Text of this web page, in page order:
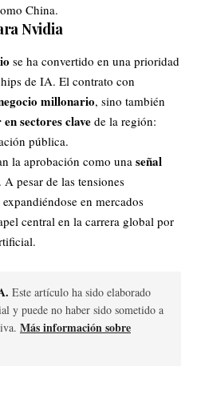
China.
Nvidia
se ha convertido en una prioridad
de IA. El contrato con
millonario, sino también
sectores clavede la región:
pública.
la aprobación como una señal
. A pesar de las tensiones
en mercados
central en la carrera global por
.
Este artículo ha sido elaborado
y puede no haber sido sometido a
Más información sobre